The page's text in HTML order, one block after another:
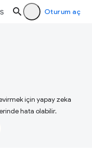
Oturum aç
için yapay zeka
hata olabilir.